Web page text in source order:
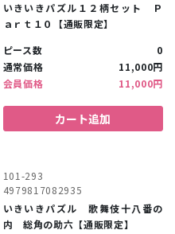
いきいきパズル１２柄セット Ｐ
ａｒｔ１０【通販限定】
ピース数
0
通常価格
11,000円
会員価格
11,000円
カート追加
101-293
4979817082935
いきいきパズル 歌舞伎十八番の
内 総角の助六【通販限定】